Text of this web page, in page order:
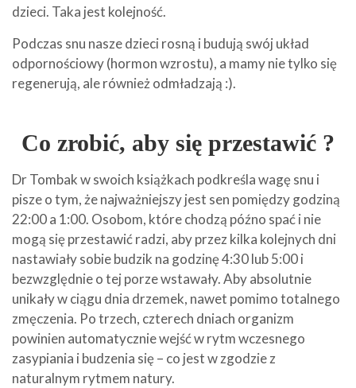
dzieci. Taka jest kolejność.
Podczas snu nasze dzieci rosną i budują swój układ
odpornościowy (hormon wzrostu), a mamy nie tylko się
regenerują, ale również odmładzają :).
Co zrobić, aby się przestawić ?
Dr Tombak w swoich książkach podkreśla wagę snu i
pisze o tym, że najważniejszy jest sen pomiędzy godziną
22:00 a 1:00. Osobom, które chodzą późno spać i nie
mogą się przestawić radzi, aby przez kilka kolejnych dni
nastawiały sobie budzik na godzinę 4:30 lub 5:00 i
bezwzględnie o tej porze wstawały. Aby absolutnie
unikały w ciągu dnia drzemek, nawet pomimo totalnego
zmęczenia. Po trzech, czterech dniach organizm
powinien automatycznie wejść w rytm wczesnego
zasypiania i budzenia się – co jest w zgodzie z
naturalnym rytmem natury.